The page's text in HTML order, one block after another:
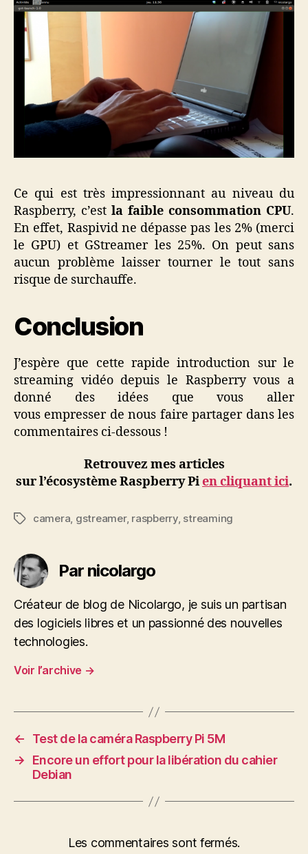
Ce qui est très impressionnant au niveau du
Raspberry, c’est la faible consommation CPU.
En effet, Raspivid ne dépasse pas les 2% (merci
le GPU) et GStreamer les 25%. On peut sans
aucun problème laisser tourner le tout sans
risque de surchauffe.
Conclusion
J’espère que cette rapide introduction sur le
streaming vidéo depuis le Raspberry vous a
donné des idées que vous aller
vous empresser de nous faire partager dans les
commentaires ci-dessous !
Retrouvez mes articles
sur l’écosystème Raspberry Pien cliquant ici.
Étiquettes
camera, gstreamer, raspberry, streaming
Par nicolargo
Créateur de blog de Nicolargo, je suis un partisan
des logiciels libres et un passionné des nouvelles
technologies.
Voir l’archive →
←
Test de la caméra Raspberry Pi 5M
→
Encore un effort pour la libération du cahier
Debian
Les commentaires sont fermés.